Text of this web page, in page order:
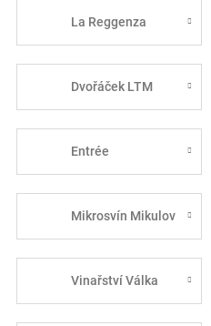
La Reggenza
Dvořáček LTM
Entrée
Mikrosvín Mikulov
Vinařství Válka